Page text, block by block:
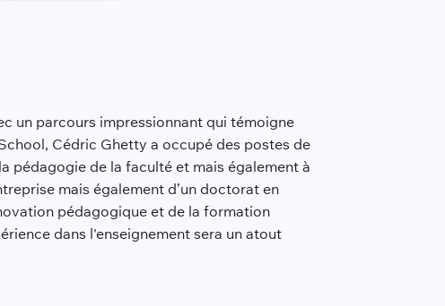
un parcours impressionnant qui témoigne
Cédric Ghetty a occupé des postes de
pédagogie de la faculté et mais également à
mais également d’un doctorat en
pédagogique et de la formation
dans l'enseignement sera un atout